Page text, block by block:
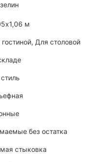
м
Для столовой
без остатка
стыковка